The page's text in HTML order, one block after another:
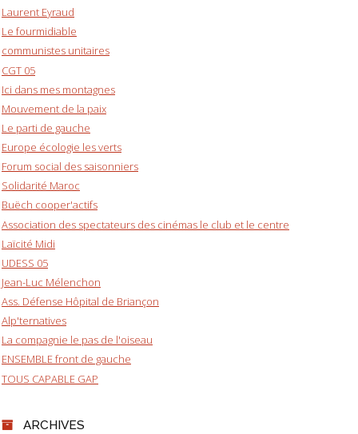
Laurent Eyraud
Le fourmidiable
communistes unitaires
CGT 05
Ici dans mes montagnes
Mouvement de la paix
Le parti de gauche
Europe écologie les verts
Forum social des saisonniers
Solidarité Maroc
Buëch cooper'actifs
Association des spectateurs des cinémas le club et le centre
Laïcité Midi
UDESS 05
Jean-Luc Mélenchon
Ass. Défense Hôpital de Briançon
Alp'ternatives
La compagnie le pas de l'oiseau
ENSEMBLE front de gauche
TOUS CAPABLE GAP
ARCHIVES